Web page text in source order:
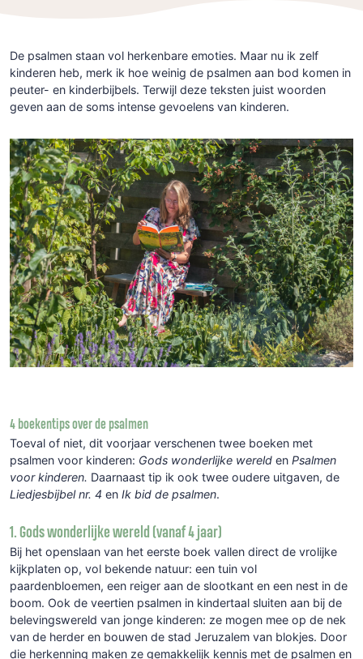
De psalmen staan vol herkenbare emoties. Maar nu ik zelf
kinderen heb, merk ik hoe weinig de psalmen aan bod komen in
peuter- en kinderbijbels. Terwijl deze teksten juist woorden
geven aan de soms intense gevoelens van kinderen.
4 boekentips over de psalmen
Toeval of niet, dit voorjaar verschenen twee boeken met
psalmen voor kinderen: Gods wonderlijke wereld en Psalmen
voor kinderen. Daarnaast tip ik ook twee oudere uitgaven, de
Liedjesbijbel nr. 4 en Ik bid de psalmen.
1. Gods wonderlijke wereld (vanaf 4 jaar)
Bij het openslaan van het eerste boek vallen direct de vrolijke
kijkplaten op, vol bekende natuur: een tuin vol
paardenbloemen, een reiger aan de slootkant en een nest in de
boom. Ook de veertien psalmen in kindertaal sluiten aan bij de
belevingswereld van jonge kinderen: ze mogen mee op de nek
van de herder en bouwen de stad Jeruzalem van blokjes. Door
die herkenning maken ze gemakkelijk kennis met de psalmen en